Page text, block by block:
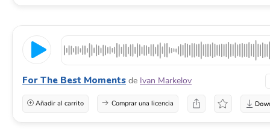
For The Best Moments de Ivan Markelov
Añadir al carrito Comprar una licencia